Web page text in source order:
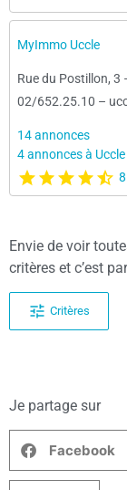
MyImmo Uccle
Rue du Postillon, 3
02/652.25.10 –
14 annonces
4 annonces à Uccle
Envie de voir
critères et c’est
Critères
Je partage sur
Facebook